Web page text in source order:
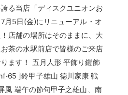
る当店「ディスクユニオンお
月5日(金)にリニューアル・オ
店舗の場所はそのままに、大
茶の水駅前店で皆様のご来店
ます！ 五月人形 平飾り鎧飾
65 ]鈴甲子雄山 徳川家康 戦
風 端午の節句甲子之雄山、南